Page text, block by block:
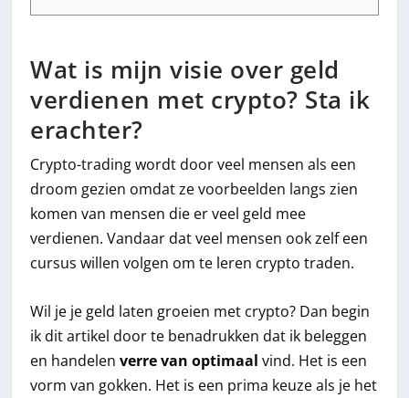
Wat is mijn visie over geld
verdienen met crypto? Sta ik
erachter?
Crypto-trading wordt door veel mensen als een
droom gezien omdat ze voorbeelden langs zien
komen van mensen die er veel geld mee
verdienen. Vandaar dat veel mensen ook zelf een
cursus willen volgen om te leren crypto traden.
Wil je je geld laten groeien met crypto? Dan begin
ik dit artikel door te benadrukken dat ik beleggen
en handelenverre van optimaal vind. Het is een
vorm van gokken. Het is een prima keuze als je het